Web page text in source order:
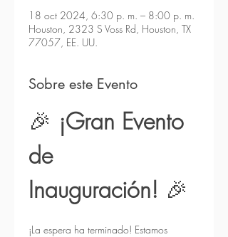
18 oct 2024, 6:30 p. m. – 8:00 p. m.
Houston, 2323 S Voss Rd, Houston, TX
77057, EE. UU.
Sobre este Evento
🎉 ¡Gran Evento
de
Inauguración! 🎉
¡La espera ha terminado! Estamos